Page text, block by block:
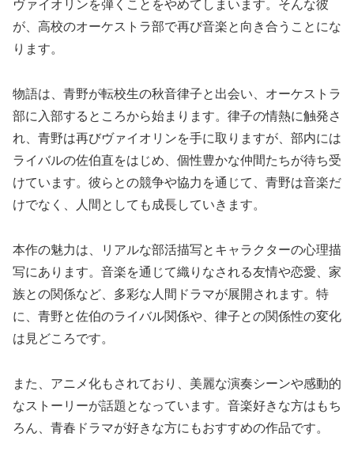
ヴァイオリンを弾くことをやめてしまいます。そんな彼
が、高校のオーケストラ部で再び音楽と向き合うことにな
ります。
物語は、青野が転校生の秋音律子と出会い、オーケストラ
部に入部するところから始まります。律子の情熱に触発さ
れ、青野は再びヴァイオリンを手に取りますが、部内には
ライバルの佐伯直をはじめ、個性豊かな仲間たちが待ち受
けています。彼らとの競争や協力を通じて、青野は音楽だ
けでなく、人間としても成長していきます。
本作の魅力は、リアルな部活描写とキャラクターの心理描
写にあります。音楽を通じて織りなされる友情や恋愛、家
族との関係など、多彩な人間ドラマが展開されます。特
に、青野と佐伯のライバル関係や、律子との関係性の変化
は見どころです。
また、アニメ化もされており、美麗な演奏シーンや感動的
なストーリーが話題となっています。音楽好きな方はもち
ろん、青春ドラマが好きな方にもおすすめの作品です。